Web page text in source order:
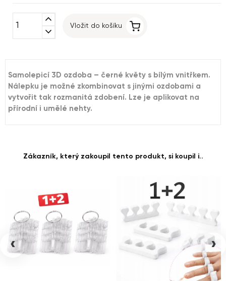
expand_less
expand_more
Vložit do košíku
Samolepicí 3D ozdoba – černé květy s bílým vnitřkem.
Nálepku je možné zkombinovat s jinými ozdobami a
vytvořit tak rozmanitá zdobení. Lze je aplikovat na
přírodní i umělé nehty.
Zákazník, který zakoupil tento produkt, si koupil i..
‹ ›